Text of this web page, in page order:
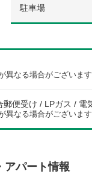
駐車場
なる場合がございます
郵便受け / LPガス / 電
なる場合がございます
アパート情報